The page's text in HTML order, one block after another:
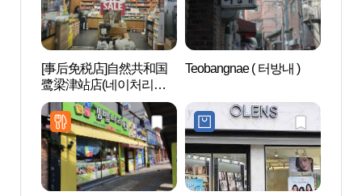
[事后免税店]自然共和国
鹭梁津站店(네이처리퍼
블릭 노량진역)
Teobangnae ( 터방내 )